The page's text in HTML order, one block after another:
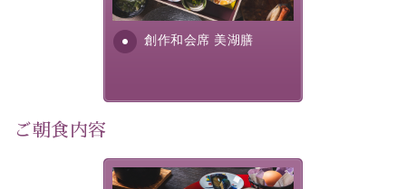
・記念写真＆オリジナル【フォトフレームカード】プレ
思い出デザートプレート付き
・諏訪大社4社を巡る無料参拝バス（事前予約制）
・館内着をご用意
・就寝用パジャマをご用意
・環境に配慮したアメニティをご用意
創作和会席 美湖膳
す。美しい諏訪湖の幸...
ご朝食内容
さっぱりとした和食膳に使わ